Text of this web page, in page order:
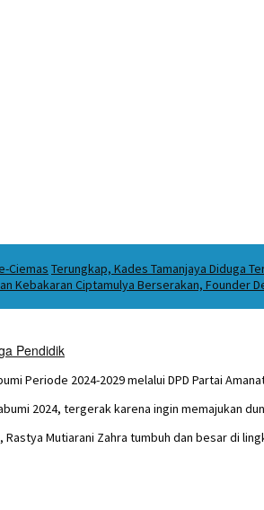
Ciemas Terungkap, Kades Tamanjaya Diduga
Kebakaran Ciptamulya Berserakan, Founder
Pendidik
Periode 2024-2029 melalui DPD Partai
2024, tergerak karena ingin memajukan
Mutiarani Zahra tumbuh dan besar di